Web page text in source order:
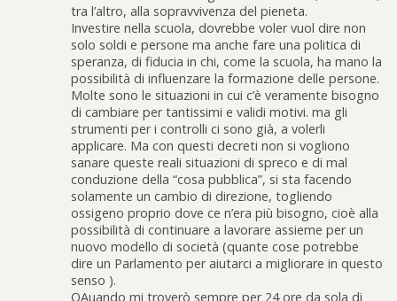
tra l’altro, alla sopravvivenza del pieneta.
Investire nella scuola, dovrebbe voler vuol dire non
solo soldi e persone ma anche fare una politica di
speranza, di fiducia in chi, come la scuola, ha mano la
possibilità di influenzare la formazione delle persone.
Molte sono le situazioni in cui c’è veramente bisogno
di cambiare per tantissimi e validi motivi. ma gli
strumenti per i controlli ci sono già, a volerli
applicare. Ma con questi decreti non si vogliono
sanare queste reali situazioni di spreco e di mal
conduzione della “cosa pubblica”, si sta facendo
solamente un cambio di direzione, togliendo
ossigeno proprio dove ce n’era più bisogno, cioè alla
possibilità di continuare a lavorare assieme per un
nuovo modello di società (quante cose potrebbe
dire un Parlamento per aiutarci a migliorare in questo
senso ).
QAuando mi troverò sempre per 24 ore da sola di